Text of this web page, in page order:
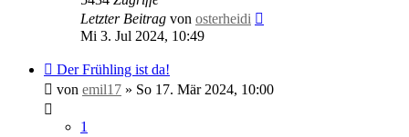
Letzter Beitrag von osterheidi
Mi 3. Jul 2024, 10:49
Der Frühling ist da!
von emil17 » So 17. Mär 2024, 10:00
1